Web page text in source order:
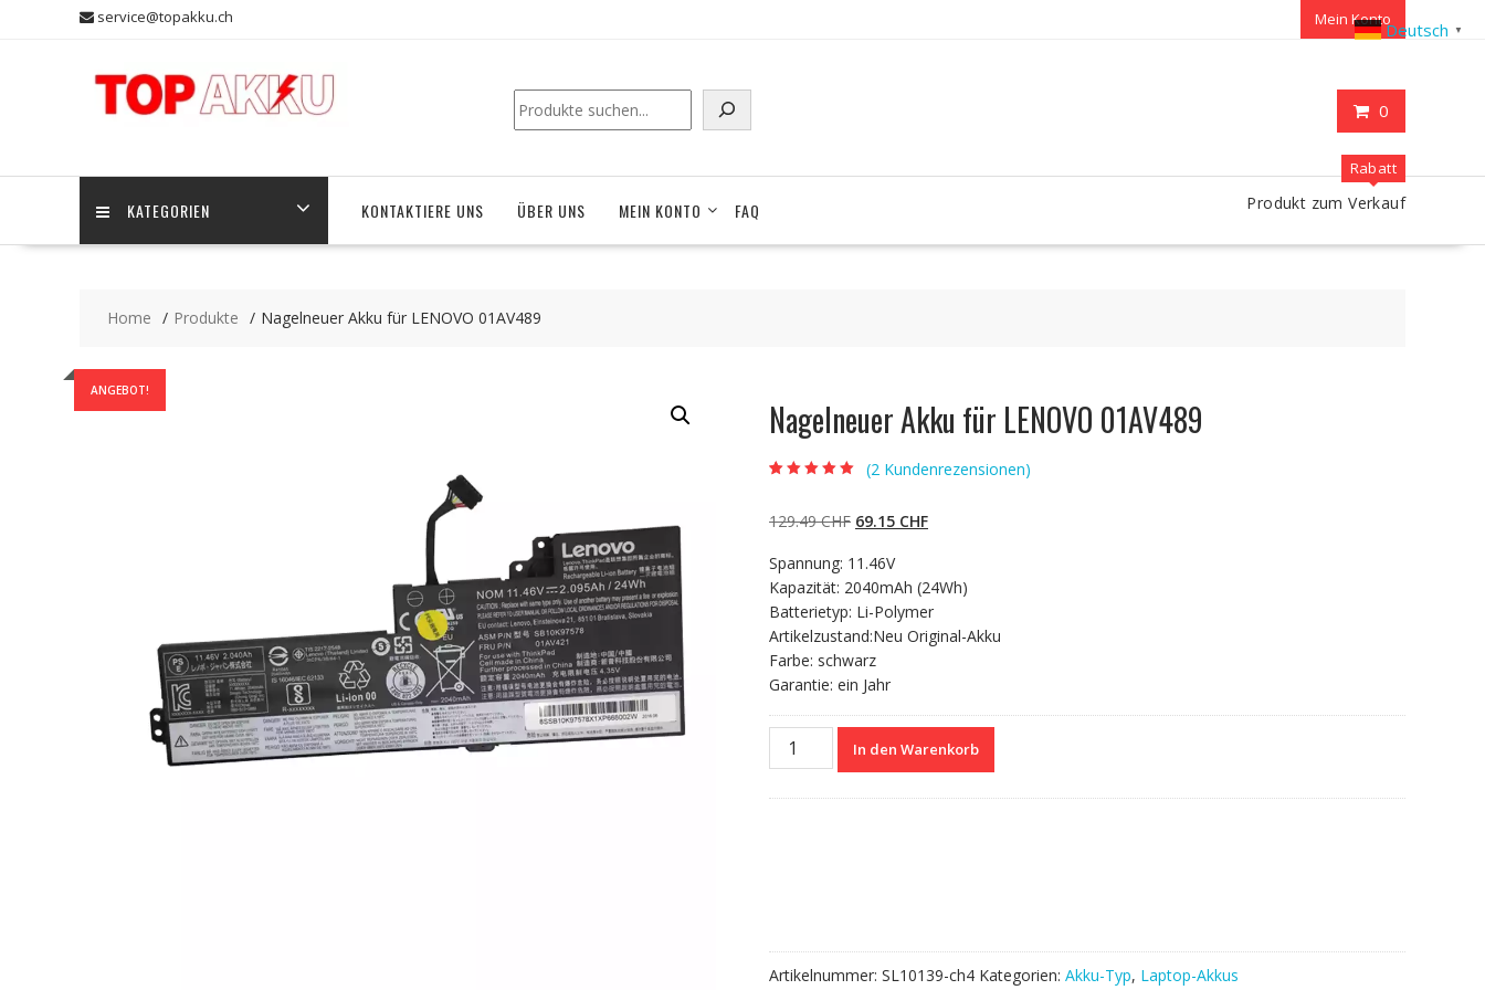
service@topakku.ch Mein Konto
0
Suchen
KATEGORIEN KONTAKTIERE UNS ÜBER UNS MEIN KONTO FAQ
Rabatt
Produkt zum Verkauf
Home Produkte Nagelneuer Akku für LENOVO 01AV489
ANGEBOT!
Nagelneuer Akku für LENOVO 01AV489
basierend auf
Kundenbewertun
(2 Kundenrezensionen)
129.49CHF Ursprünglicher
war:
129.49 CHF
69.15 CHFAktueller
69.15 CHF.
Spannung: 11.46V
Kapazität: 2040mAh (24Wh)
Batterietyp: Li-Polymer
Artikelzustand:Neu Original-Akku
Farbe: schwarz
Garantie: ein Jahr
Nagelneuer
Akku
In den Warenkorb
Artikelnummer: SL10139-ch4 Kategorien: Akku-Typ, Laptop-Akkus
Deutsch ▼